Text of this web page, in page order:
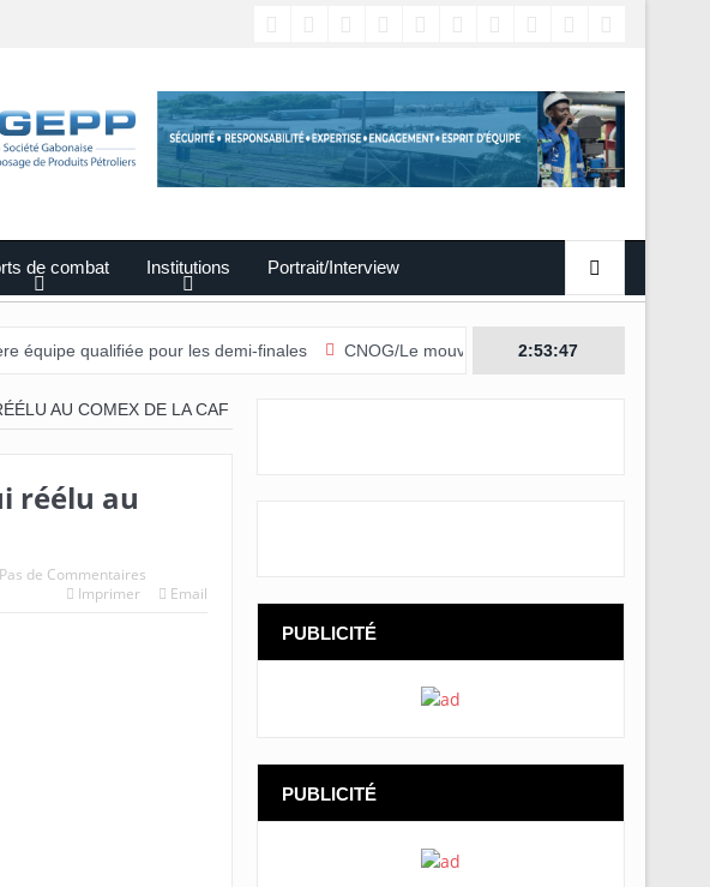
de combat Institutions Portrait/Interview
pour les demi-finales CNOG/Le mouvement sportif s’engage dans le don du
2:53:48
AU COMEX DE LA CAF
réélu au
Pas de Commentaires
Imprimer
Email
PUBLICITÉ
PUBLICITÉ